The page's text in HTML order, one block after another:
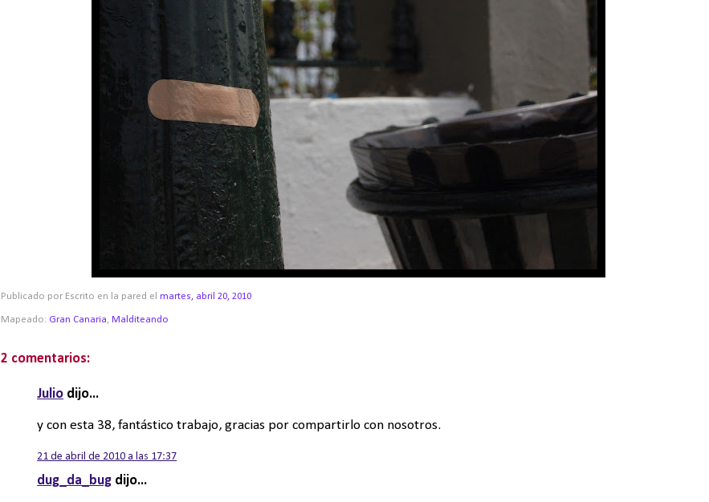
Publicado por Escrito en la pared elmartes, abril 20, 2010
Mapeado: Gran Canaria,Malditeando
2 comentarios:
Julio dijo...
y con esta 38, fantástico trabajo, gracias por compartirlo con nosotros.
21 de abril de 2010 a las 17:37
dug_da_bug dijo...